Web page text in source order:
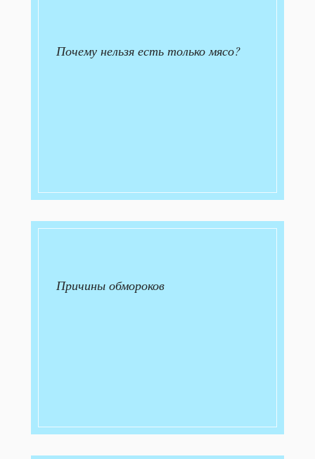
Почему нельзя есть только мясо?
Причины обмороков